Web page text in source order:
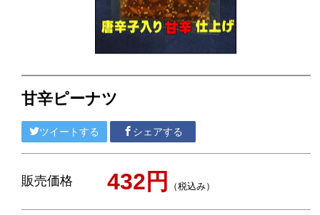
煎餅／クッキー
梨・枇杷のお菓子
漬物
ごはんのおとも・おつまみ
甘辛ピーナツ
ツイートする シェアする
販売価格 432円 （税込み）